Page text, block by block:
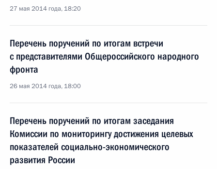
27 мая 2014 года, 18:20
Перечень поручений по итогам встречи
с представителями Общероссийского народного
фронта
26 мая 2014 года, 18:00
Перечень поручений по итогам заседания
Комиссии по мониторингу достижения целевых
показателей социально-экономического
развития России